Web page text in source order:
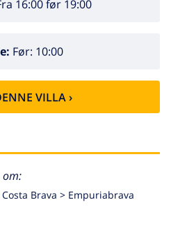
16:00 før 19:00
Før: 10:00
VILLA ›
Costa Brava > Empuriabrava